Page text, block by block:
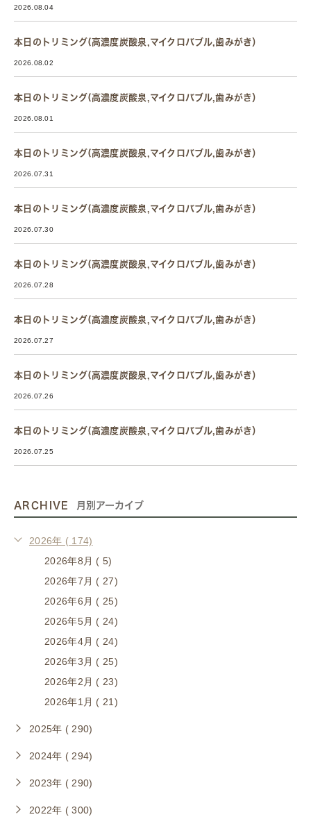
2026.08.04
本日のトリミング(高濃度炭酸泉,マイクロバブル,歯みがき）
2026.08.02
本日のトリミング(高濃度炭酸泉,マイクロバブル,歯みがき）
2026.08.01
本日のトリミング(高濃度炭酸泉,マイクロバブル,歯みがき）
2026.07.31
本日のトリミング(高濃度炭酸泉,マイクロバブル,歯みがき）
2026.07.30
本日のトリミング(高濃度炭酸泉,マイクロバブル,歯みがき）
2026.07.28
本日のトリミング(高濃度炭酸泉,マイクロバブル,歯みがき）
2026.07.27
本日のトリミング(高濃度炭酸泉,マイクロバブル,歯みがき）
2026.07.26
本日のトリミング(高濃度炭酸泉,マイクロバブル,歯みがき）
2026.07.25
ARCHIVE 月別アーカイブ
2026年 ( 174)
2026年8月 ( 5)
2026年7月 ( 27)
2026年6月 ( 25)
2026年5月 ( 24)
2026年4月 ( 24)
2026年3月 ( 25)
2026年2月 ( 23)
2026年1月 ( 21)
2025年 ( 290)
2024年 ( 294)
2023年 ( 290)
2022年 ( 300)